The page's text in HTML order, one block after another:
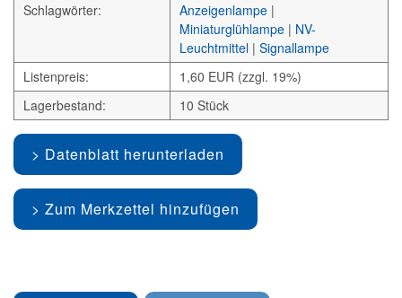
Schlagwörter: Anzeigenlampe |
Miniaturglühlampe | NV-
Leuchtmittel | Signallampe
Listenpreis:
1,60 EUR (zzgl. 19%)
Lagerbestand:
10 Stück
Datenblatt herunterladen
Zum Merkzettel hinzufügen